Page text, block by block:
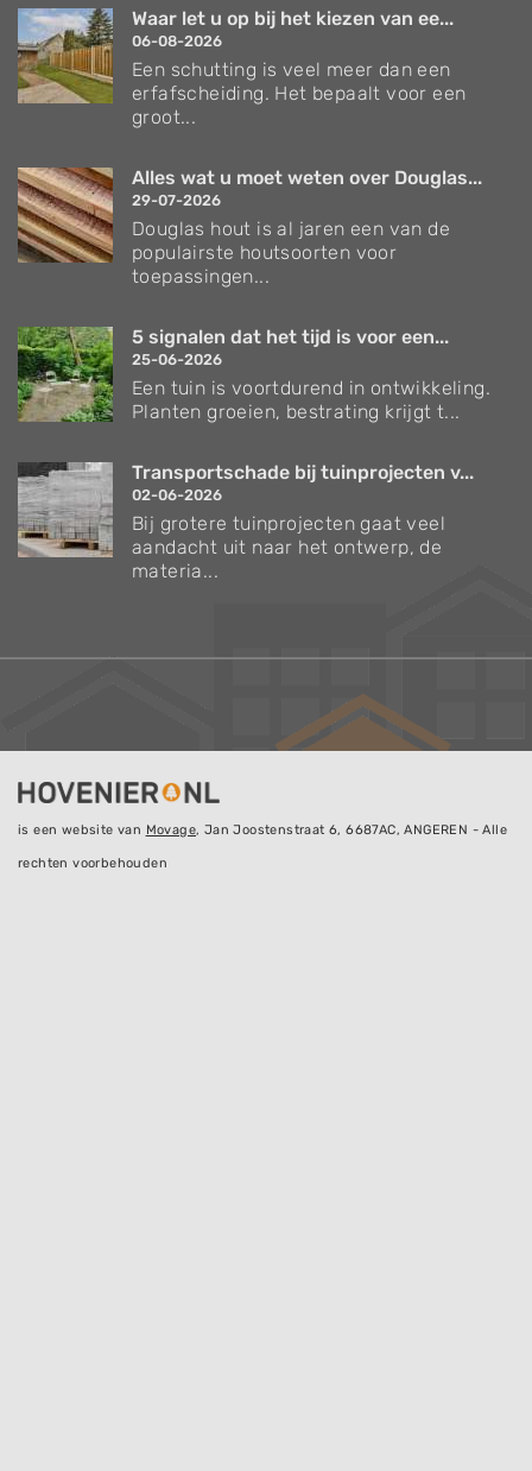
Waar let u op bij het kiezen van ee...
06-08-2026
Een schutting is veel meer dan een
erfafscheiding. Het bepaalt voor een
groot...
Alles wat u moet weten over Douglas...
29-07-2026
Douglas hout is al jaren een van de
populairste houtsoorten voor
toepassingen...
5 signalen dat het tijd is voor een...
25-06-2026
Een tuin is voortdurend in ontwikkeling.
Planten groeien, bestrating krijgt t...
Transportschade bij tuinprojecten v...
02-06-2026
Bij grotere tuinprojecten gaat veel
aandacht uit naar het ontwerp, de
materia...
is een website van Movage, Jan Joostenstraat 6, 6687AC, ANGEREN - Alle
rechten voorbehouden